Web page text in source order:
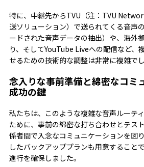
特に、中継先からTVU（注：TVU
送ソリューション）で送られてくる音声
ードされた音声データの抽出）や、海外
り、そしてYouTube Liveへの配信など、
せるための技術的な調整は非常に複雑でし
念入りな事前準備と綿密なコミ
成功の鍵
私たちは、このような複雑な音声ルーテ
ために、事前の綿密な打ち合わせとテス
係者間で入念なコミュニケーションを図
したバックアッププランも用意すること
進行を確保しました。